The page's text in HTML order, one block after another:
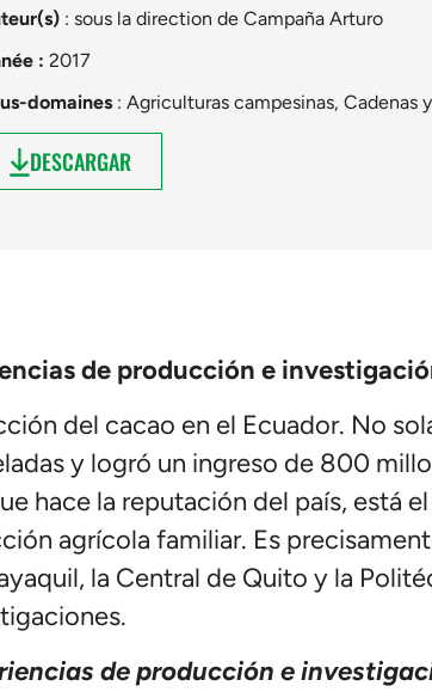
: sous la direction de Campaña Arturo
: 2017
domaines : Agriculturas campesinas, Cadenas
DESCARGAR
de producción e
del cacao en el Ecuador. No
y logró un ingreso de 800
hace la reputación del país, está
agrícola familiar. Es
la Central de Quito y la
de producción e